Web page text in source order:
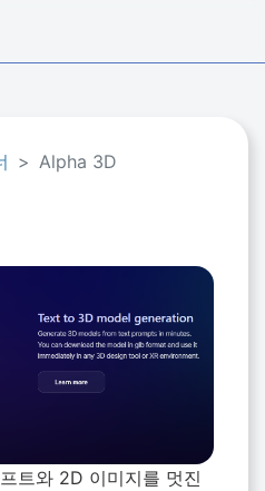
Alpha 3D
트와 2D 이미지를 멋진